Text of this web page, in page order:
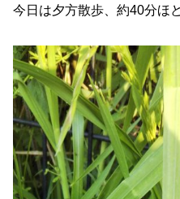
今日は夕方散歩、約40分ほ